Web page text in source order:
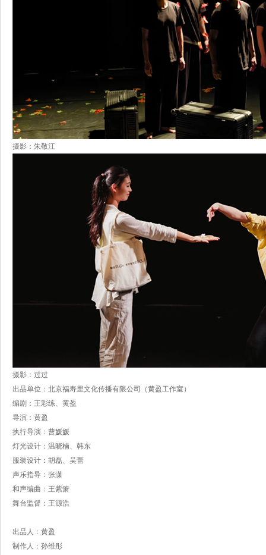
摄影：朱敬江
摄影：过过
出品单位：北京福寿里文化传播有限公司（黄盈工作室）
编剧：王彩练、黄盈
导演：黄盈
执行导演：曹媛媛
灯光设计：温晓楠、韩东
服装设计：胡磊、吴蕾
声乐指导：张潇
和声编曲：王紫箫
舞台监督：王源浩
出品人：黄盈
制作人：孙维彤